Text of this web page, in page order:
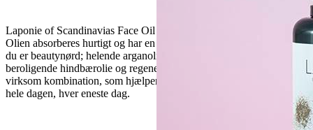
Laponie of Scandinavias Face Oil giver din hud et varigt fugtboost.
Olien absorberes hurtigt og har en helt fantastisk ingrediensliste, hvis
du er beautynørd; helende arganolie, blødgørende hvedekerneolie,
beroligende hindbærolie og regenererende hybenolie. En super
virksom kombination, som hjælper os med at holde vores hud smuk
hele dagen, hver eneste dag.